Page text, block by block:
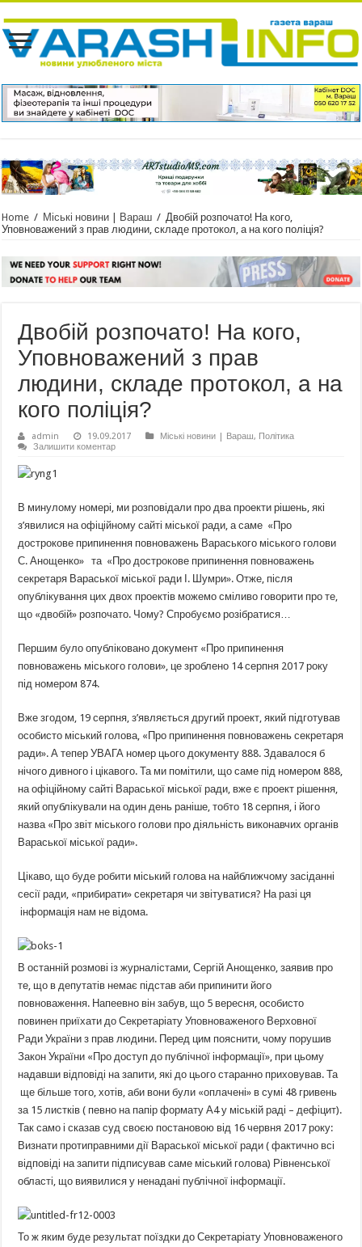
Home / Міські новини | Вараш / Двобій розпочато! На кого,
Уповноважений з прав людини, складе протокол, а на кого поліція?
Двобій розпочато! На кого,
Уповноважений з прав
людини, складе протокол, а на
кого поліція?
admin 19.09.2017 Міські новини | Вараш, Політика
Залишити коментар
В минулому номері, ми розповідали про два проекти рішень, які
з’явилися на офіційному сайті міської ради, а саме «Про
дострокове припинення повноважень Вараського міського голови
С. Анощенко» та «Про дострокове припинення повноважень
секретаря Вараської міської ради І. Шумри». Отже, після
опублікування цих двох проектів можемо сміливо говорити про те,
що «двобій» розпочато. Чому? Спробуємо розібратися…
Першим було опубліковано документ «Про припинення
повноважень міського голови», це зроблено 14 серпня 2017 року
під номером 874.
Вже згодом, 19 серпня, з’являється другий проект, який підготував
особисто міський голова, «Про припинення повноважень секретаря
ради». А тепер УВАГА номер цього документу 888. Здавалося б
нічого дивного і цікавого. Та ми помітили, що саме під номером 888,
на офіційному сайті Вараської міської ради, вже є проект рішення,
який опублікували на один день раніше, тобто 18 серпня, і його
назва «Про звіт міського голови про діяльність виконавчих органів
Вараської міської ради».
Цікаво, що буде робити міський голова на найближчому засіданні
сесії ради, «прибирати» секретаря чи звітуватися? На разі ця
інформація нам не відома.
В останній розмові із журналістами, Сергій Анощенко, заявив про
те, що в депутатів немає підстав аби припинити його
повноваження. Напеевно він забув, що 5 вересня, особисто
повинен приїхати до Секретаріату Уповноваженого Верховної
Ради України з прав людини. Перед цим пояснити, чому порушив
Закон України «Про доступ до публічної інформації», при цьому
надавши відповіді на запити, які до цього старанно приховував. Та
ще більше того, хотів, аби вони були «оплачені» в сумі 48 гривень
за 15 листків ( певно на папір формату А4 у міській раді – дефіцит).
Так само і сказав суд своєю постановою від 16 червня 2017 року:
Визнати протиправними дії Вараської міської ради ( фактично всі
відповіді на запити підписував саме міський голова) Рівненської
області, що виявилися у ненадані публічної інформації.
То ж яким буде результат поїздки до Секретаріату Уповноваженого